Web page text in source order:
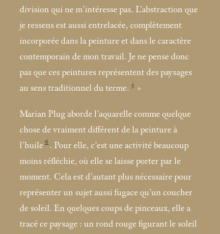
division qui ne m’intéresse pas. L’abstraction que
je ressens est aussi entrelacée, complètement
incorporée dans la peinture et dans le caractère
contemporain de mon travail. Je ne pense donc
pas que ces peintures représentent des paysages
au sens traditionnel du terme. 5 »
Marian Plug aborde l’aquarelle comme quelque
chose de vraiment différent de la peinture à
l’huile 6 . Pour elle, c’est une activité beaucoup
moins réfléchie, où elle se laisse porter par le
moment. Cela est d’autant plus nécessaire pour
représenter un sujet aussi fugace qu’un coucher
de soleil. En quelques coups de pinceaux, elle a
tracé ce paysage : un rond rouge figurant le soleil